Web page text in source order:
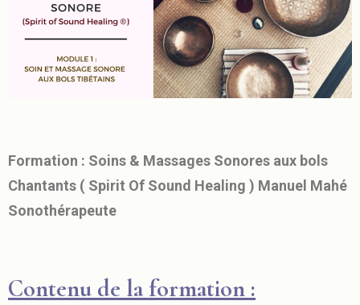
Formation : Soins & Massages Sonores aux bols
Chantants ( Spirit Of Sound Healing ) Manuel Mahé
Sonothérapeute
Contenu de la formation :